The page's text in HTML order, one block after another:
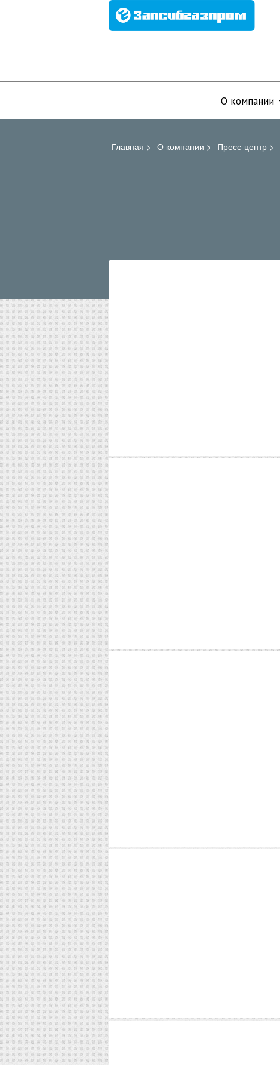
О компании
Главная > О компании > Пресс-центр >